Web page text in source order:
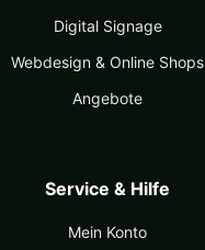
Digital Signage
Webdesign & Online Shops
Angebote
Service & Hilfe
Mein Konto